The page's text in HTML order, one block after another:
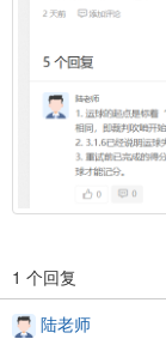
1 个回复
陆老师